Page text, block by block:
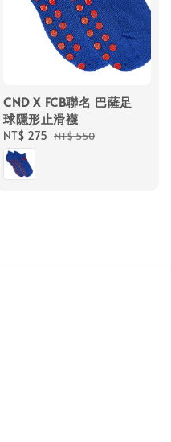
CND X FCB聯名 巴薩足
球隱形止滑襪
Sale
price
NT$ 275 Regular
NT$ 550